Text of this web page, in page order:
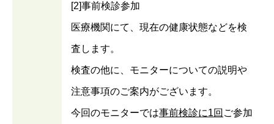
[2]事前検診参加
医療機関にて、現在の健康状態などを検
査します。
検査の他に、モニターについての説明や
注意事項のご案内がございます。
今回のモニターでは事前検診に1回 ご参加